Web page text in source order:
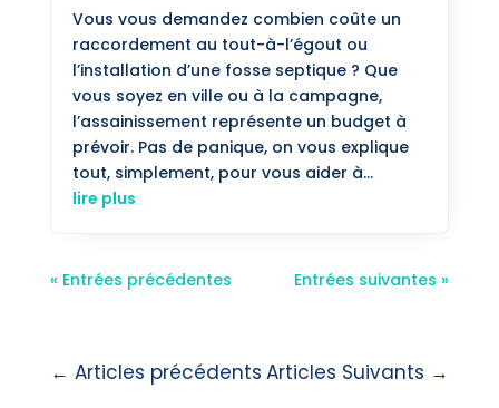
Vous vous demandez combien coûte un
raccordement au tout-à-l’égout ou
l’installation d’une fosse septique ? Que
vous soyez en ville ou à la campagne,
l’assainissement représente un budget à
prévoir. Pas de panique, on vous explique
tout, simplement, pour vous aider à...
lire plus
« Entrées précédentes Entrées suivantes »
← Articles précédents Articles Suivants →